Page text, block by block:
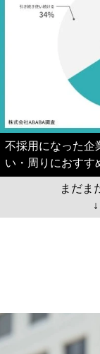
不採用になった企
い・周りにおすす
まだま